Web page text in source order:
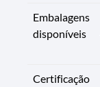
Embalagens
disponíveis
Certificação